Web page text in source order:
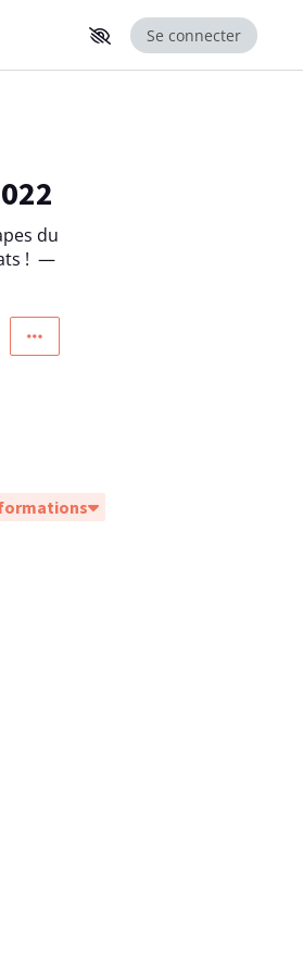
Se connecter
du
! —